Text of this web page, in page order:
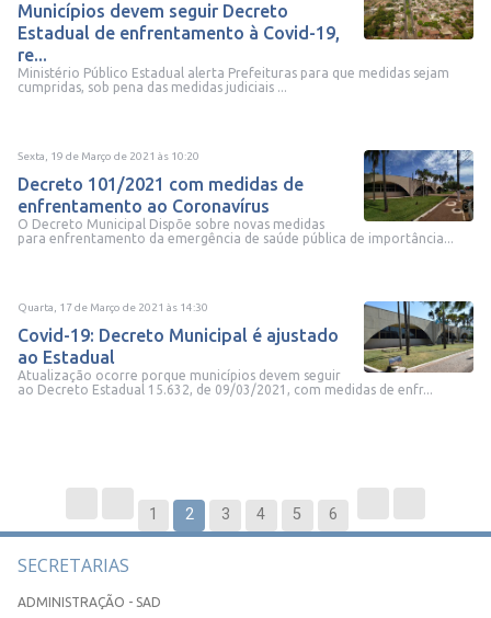
Municípios devem seguir Decreto
Estadual de enfrentamento à Covid-19,
re...
Ministério Público Estadual alerta Prefeituras para que medidas sejam
cumpridas, sob pena das medidas judiciais ...
Sexta, 19 de Março de 2021 às 10:20
Decreto 101/2021 com medidas de
enfrentamento ao Coronavírus
O Decreto Municipal Dispõe sobre novas medidas
para enfrentamento da emergência de saúde pública de importância...
Quarta, 17 de Março de 2021 às 14:30
Covid-19: Decreto Municipal é ajustado
ao Estadual
Atualização ocorre porque municípios devem seguir
ao Decreto Estadual 15.632, de 09/03/2021, com medidas de enfr...
1 2 3 4 5 6
SECRETARIAS
ADMINISTRAÇÃO - SAD